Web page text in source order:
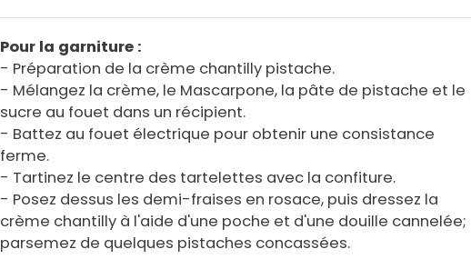
Pour la garniture :
- Préparation de la crème chantilly pistache.
- Mélangez la crème, le Mascarpone, la pâte de pistache et le
sucre au fouet dans un récipient.
- Battez au fouet électrique pour obtenir une consistance
ferme.
- Tartinez le centre des tartelettes avec la confiture.
- Posez dessus les demi-fraises en rosace, puis dressez la
crème chantilly à l'aide d'une poche et d'une douille cannelée;
parsemez de quelques pistaches concassées.